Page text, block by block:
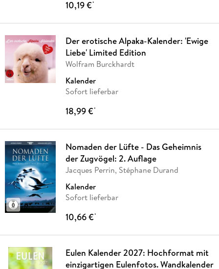
10,19 €*
Der erotische Alpaka-Kalender: 'Ewige
Liebe' Limited Edition
Wolfram Burckhardt
Kalender
Sofort lieferbar
18,99 €*
Nomaden der Lüfte - Das Geheimnis
der Zugvögel: 2. Auflage
Jacques Perrin, Stéphane Durand
Kalender
Sofort lieferbar
10,66 €*
Eulen Kalender 2027: Hochformat mit
einzigartigen Eulenfotos. Wandkalender